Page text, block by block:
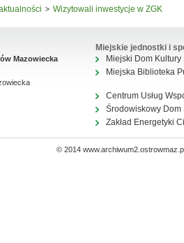
Wizytowali inwestycje w ZGK
Mazowiecka
Miejskie jednostki i
Miejski Dom Kultury
Miejska Biblioteka
Centrum Usług
Środowiskowy Dom
Zakład Energetyki
© 2014